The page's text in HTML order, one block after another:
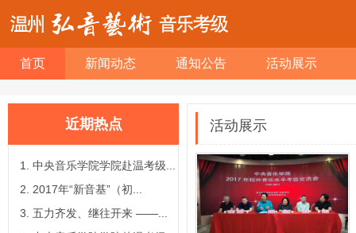
首页 新闻动态 通知公告 活动展示
近期热点
中央音乐学院学院赴温考级...
2017年“新音基”（初...
五力齐发、继往开来 ——...
活动展示